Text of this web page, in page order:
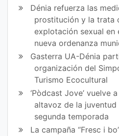
Dénia refuerza las
prostitución y la trata
explotación sexual en
nueva ordenanza
Gasterra UA-Dénia
organización del
Turismo Ecocultural
‘Pòdcast Jove’ vuelve
altavoz de la juventud
segunda temporada
La campaña “Fresc i